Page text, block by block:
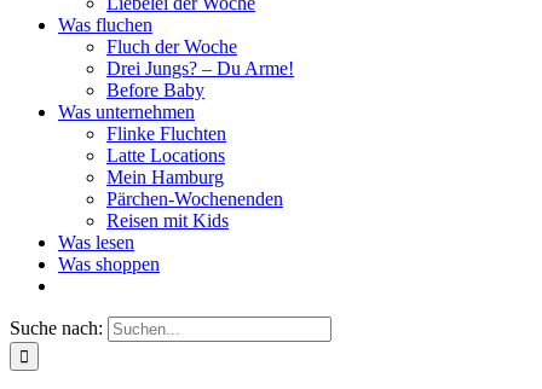
Was fluchen
Fluch der Woche
Drei Jungs? – Du Arme!
Before Baby
Was unternehmen
Flinke Fluchten
Latte Locations
Mein Hamburg
Pärchen-Wochenenden
Reisen mit Kids
Was lesen
Was shoppen
Suche nach: